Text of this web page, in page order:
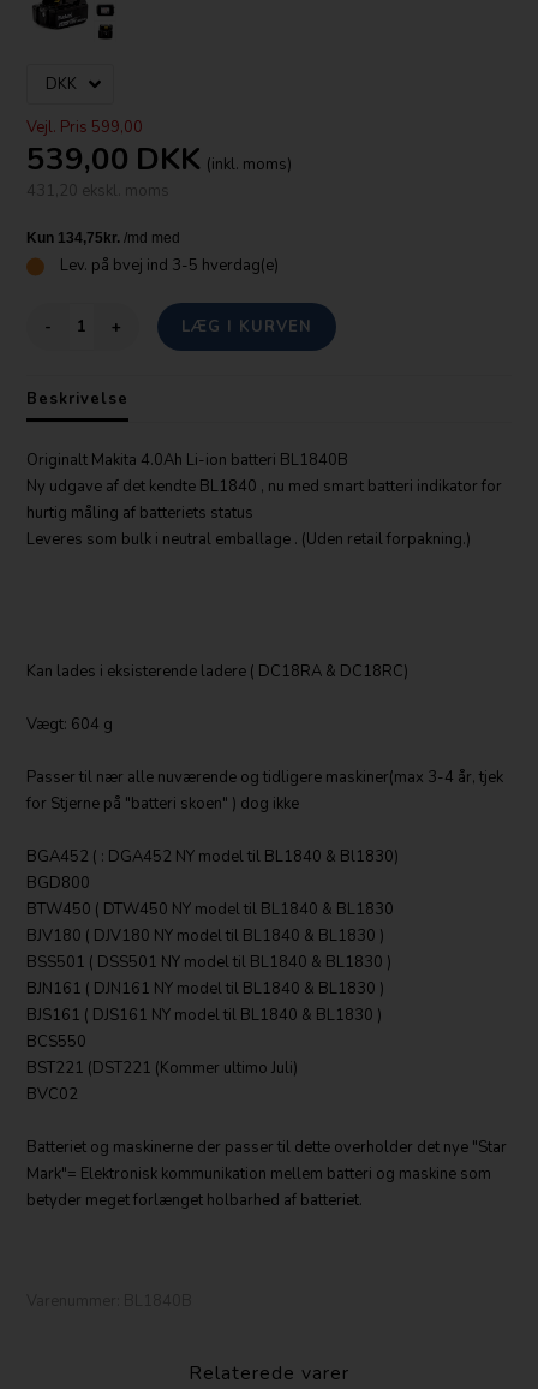
Vejl. Pris 599,00
539,00 DKK (inkl. moms)
431,20 ekskl. moms
Lev. på bvej ind 3-5 hverdag(e)
- +
Beskrivelse
Originalt Makita 4.0Ah Li-ion batteri BL1840B
Ny udgave af det kendte BL1840 , nu med smart batteri indikator for
hurtig måling af batteriets status
Leveres som bulk i neutral emballage . (Uden retail forpakning.)
Kan lades i eksisterende ladere ( DC18RA & DC18RC)
Vægt: 604 g
Passer til nær alle nuværende og tidligere maskiner(max 3-4 år, tjek
for Stjerne på "batteri skoen" ) dog ikke
BGA452 ( : DGA452 NY model til BL1840 & Bl1830)
BGD800
BTW450 ( DTW450 NY model til BL1840 & BL1830
BJV180 ( DJV180 NY model til BL1840 & BL1830 )
BSS501 ( DSS501 NY model til BL1840 & BL1830 )
BJN161 ( DJN161 NY model til BL1840 & BL1830 )
BJS161 ( DJS161 NY model til BL1840 & BL1830 )
BCS550
BST221 (DST221 (Kommer ultimo Juli)
BVC02
Batteriet og maskinerne der passer til dette overholder det nye "Star
Mark"= Elektronisk kommunikation mellem batteri og maskine som
betyder meget forlænget holbarhed af batteriet.
Relaterede varer